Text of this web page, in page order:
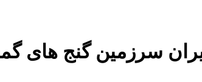
سرزمین گنج های